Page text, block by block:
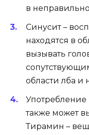
в
Синусит –
находятся в
вызывать
области лба и
также может
Тирамин –